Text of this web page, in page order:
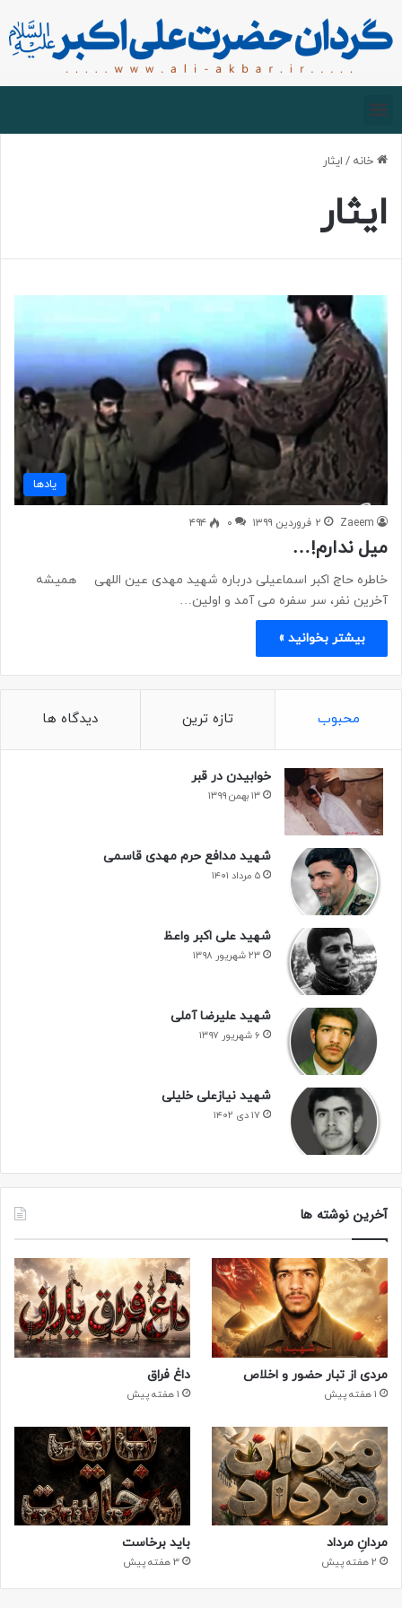
خانه / ایثار
ایثار
یادها
Zaeem ۲ فروردین ۱۳۹۹ ۰ ۴۹۴
میل ندارم!…
خاطره حاج اکبر اسماعیلی درباره شهید مهدی عین اللهی همیشه
آخرین نفر، سر سفره می آمد و اولین…
بیشتر بخوانید »
محبوب تازه ترین دیدگاه ها
خوابیدن در قبر
۱۳ بهمن ۱۳۹۹
شهید مدافع حرم مهدی قاسمی
۵ مرداد ۱۴۰۱
شهید علی اکبر واعظ
۲۳ شهریور ۱۳۹۸
شهید علیرضا آملی
۶ شهریور ۱۳۹۷
شهید نیازعلی خلیلی
۱۷ دی ۱۴۰۲
آخرین نوشته ها
مردی از تبار حضور و اخلاص
1 هفته پیش
داغ فراق
1 هفته پیش
مردانِ مرداد
2 هفته پیش
باید برخاست
3 هفته پیش